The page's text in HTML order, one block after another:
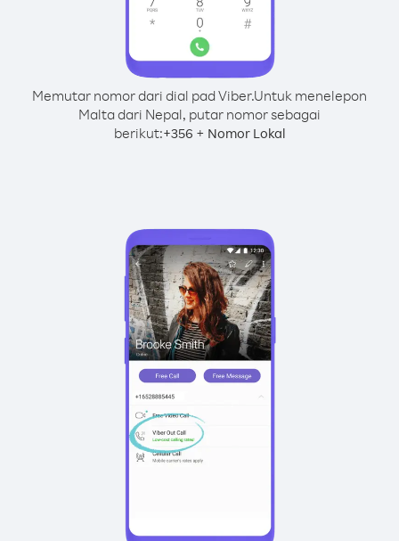
Memutar nomor dari dial pad Viber.Untuk menelepon
Malta dari Nepal, putar nomor sebagai
berikut:+356 + Nomor Lokal